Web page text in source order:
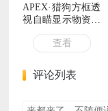
APEX·猎狗方框透
视自瞄显示物资辅
助 v8.7
查看
评论列表